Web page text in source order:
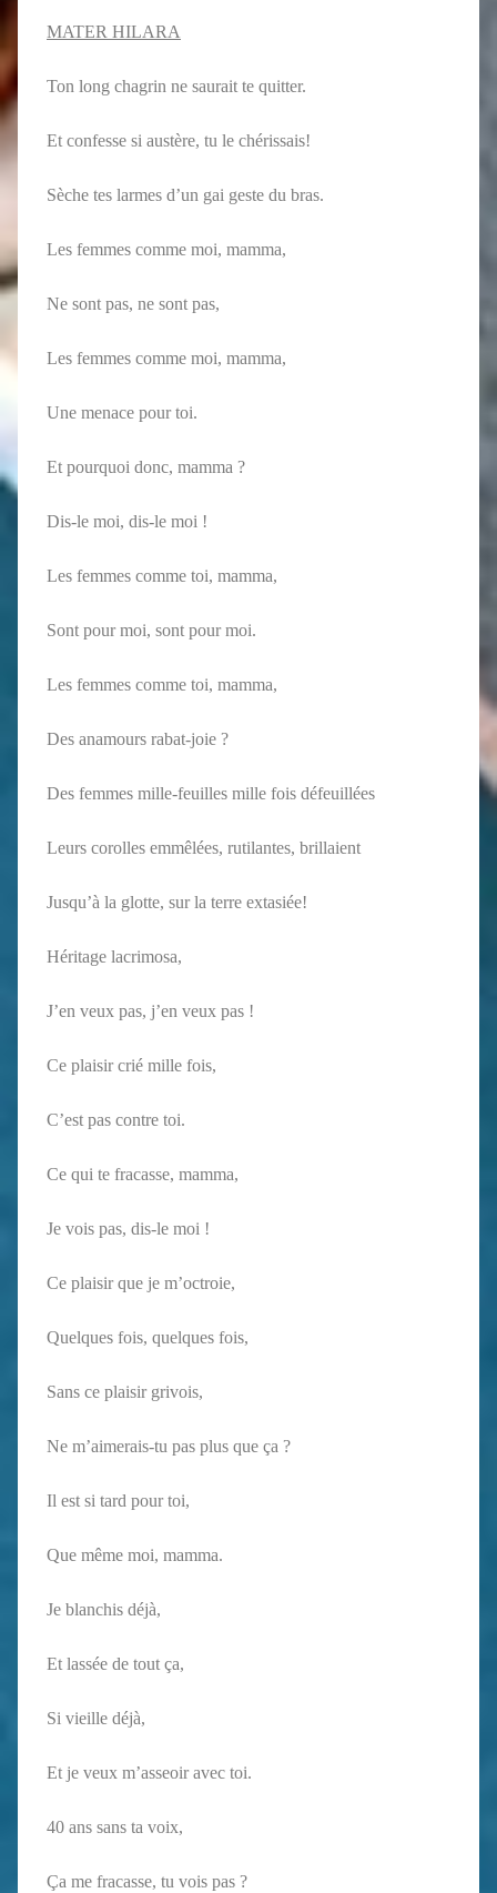
MATER HILARA
Ton long chagrin ne saurait te quitter.
Et confesse si austère, tu le chérissais!
Sèche tes larmes d’un gai geste du bras.
Les femmes comme moi, mamma,
Ne sont pas, ne sont pas,
Les femmes comme moi, mamma,
Une menace pour toi.
Et pourquoi donc, mamma ?
Dis-le moi, dis-le moi !
Les femmes comme toi, mamma,
Sont pour moi, sont pour moi.
Les femmes comme toi, mamma,
Des anamours rabat-joie ?
Des femmes mille-feuilles mille fois défeuillées
Leurs corolles emmêlées, rutilantes, brillaient
Jusqu’à la glotte, sur la terre extasiée!
Héritage lacrimosa,
J’en veux pas, j’en veux pas !
Ce plaisir crié mille fois,
C’est pas contre toi.
Ce qui te fracasse, mamma,
Je vois pas, dis-le moi !
Ce plaisir que je m’octroie,
Quelques fois, quelques fois,
Sans ce plaisir grivois,
Ne m’aimerais-tu pas plus que ça ?
Il est si tard pour toi,
Que même moi, mamma.
Je blanchis déjà,
Et lassée de tout ça,
Si vieille déjà,
Et je veux m’asseoir avec toi.
40 ans sans ta voix,
Ça me fracasse, tu vois pas ?